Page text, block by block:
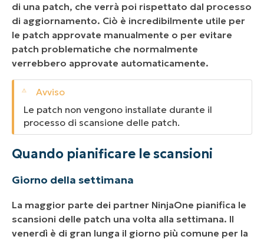
di una patch, che verrà poi rispettato dal processo
di aggiornamento. Ciò è incredibilmente utile per
le patch approvate manualmente o per evitare
patch problematiche che normalmente
verrebbero approvate automaticamente.
Le patch non vengono installate durante il
processo di scansione delle patch.
Quando pianificare le scansioni
Giorno della settimana
La maggior parte dei partner NinjaOne pianifica le
scansioni delle patch una volta alla settimana. Il
venerdì è di gran lunga il giorno più comune per la